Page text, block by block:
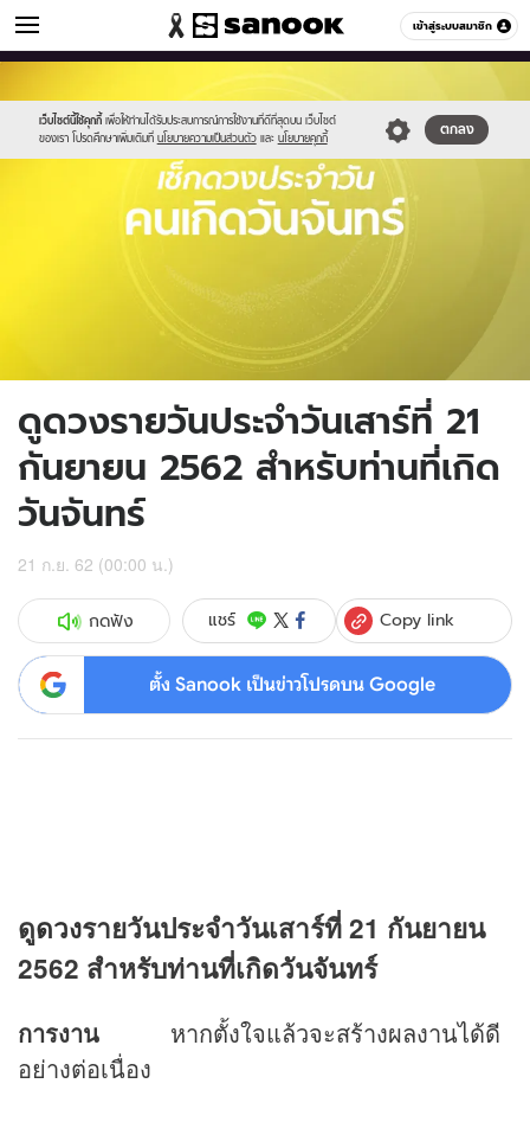
เข้าสู่ระบบสมาชิก
ดูดวง หมวดอื่นๆ
เว็บไซต์นี้ใช้คุกกี้ เพื่อให้ท่านได้รับประสบการณ์การใช้งานที่ดีที่สุดบน เว็บไซต์
ของเรา โปรดศึกษาเพิ่มเติมที่ นโยบายความเป็นส่วนตัว และ นโยบายคุกกี้
ตกลง
//s.isanook.com/sr/0/images/logo-
new-
sanook.png
//s.isanook.com/ho/0/ud/fxd/day/monday.jpg
ดูดวงรายวันประจำวันเสาร์ที่ 21
กันยายน 2562 สำหรับท่านที่เกิด
วันจันทร์
21 ก.ย. 62 (00:00 น.)
กดฟัง แชร์ Copy link
ตั้ง Sanook เป็นข่าวโปรดบน Google
ดูดวงรายวันประจำวันเสาร์ที่ 21 กันยายน
2562 สำหรับท่านที่เกิดวันจันทร์
การงาน หากตั้งใจแล้วจะสร้างผลงานได้ดี
อย่างต่อเนื่อง